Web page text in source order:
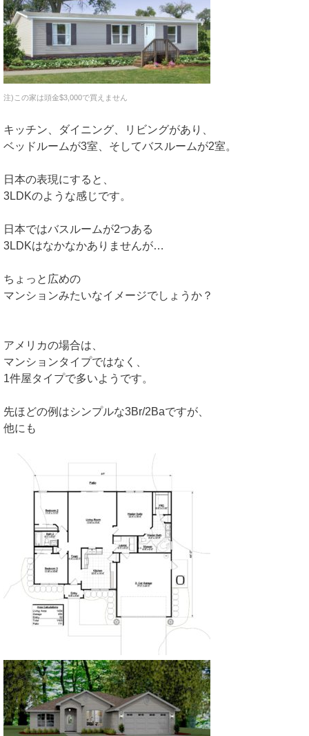
注)この家は頭金$3,000で買えません
キッチン、ダイニング、リビングがあり、
ベッドルームが3室、そしてバスルームが2室。
日本の表現にすると、
3LDKのような感じです。
日本ではバスルームが2つある
3LDKはなかなかありませんが…
ちょっと広めの
マンションみたいなイメージでしょうか？
アメリカの場合は、
マンションタイプではなく、
1件屋タイプで多いようです。
先ほどの例はシンプルな3Br/2Baですが、
他にも